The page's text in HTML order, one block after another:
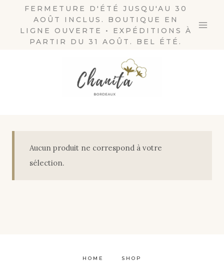
FERMETURE D'ÉTÉ JUSQU'AU 30
AOÛT INCLUS. BOUTIQUE EN
LIGNE OUVERTE • EXPÉDITIONS À
PARTIR DU 31 AOÛT. BEL ÉTÉ.
Aucun produit ne correspond à votre
sélection.
HOME SHOP